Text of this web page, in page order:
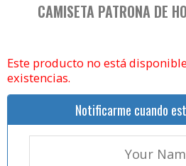
CAMISETA PATRONA DE
Este producto no está
existencias.
Notificarme cuando